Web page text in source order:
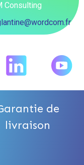
Consulting
de
livraison